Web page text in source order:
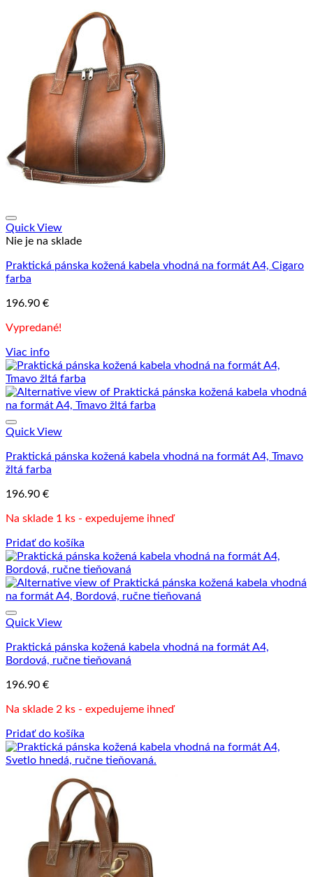
Quick View
Nie je na sklade
Praktická pánska kožená kabela vhodná na formát A4, Cigaro
farba
196.90 €
Vypredané!
Viac info
Quick View
Praktická pánska kožená kabela vhodná na formát A4, Tmavo
žltá farba
196.90 €
Na sklade 1 ks - expedujeme ihneď
Pridať do košíka
Quick View
Praktická pánska kožená kabela vhodná na formát A4,
Bordová, ručne tieňovaná
196.90 €
Na sklade 2 ks - expedujeme ihneď
Pridať do košíka